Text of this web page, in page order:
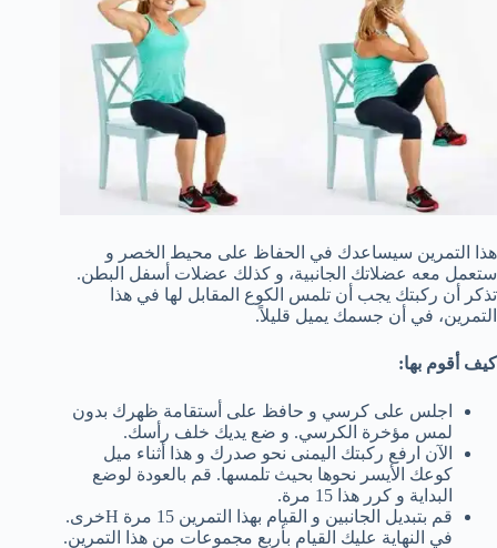
هذا التمرين سيساعدك في الحفاظ على محيط الخصر و
ستعمل معه عضلاتك الجانبية، و كذلك عضلات أسفل البطن.
تذكر أن ركبتك يجب أن تلمس الكوع المقابل لها في هذا
التمرين، في أن جسمك يميل قليلاً.
كيف أقوم بها:
اجلس على كرسي و حافظ على أستقامة ظهرك بدون
لمس مؤخرة الكرسي. و ضع يديك خلف رأسك.
الآن ارفع ركبتك اليمنى نحو صدرك و هذا أثناء ميل
كوعك الأيسر نحوها بحيث تلمسها. قم بالعودة لوضع
البداية و كرر هذا 15 مرة.
قم بتبديل الجانبين و القيام بهذا التمرين 15 مرة Hخرى.
في النهاية عليك القيام بأربع مجموعات من هذا التمرين.